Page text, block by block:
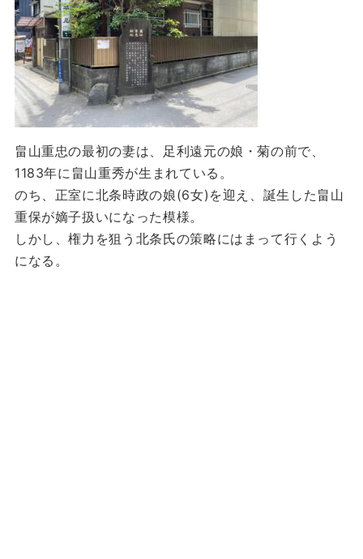
畠山重忠の最初の妻は、足利遠元の娘・菊の前で、
1183年に畠山重秀が生まれている。
のち、正室に北条時政の娘(6女)を迎え、誕生した畠山
重保が嫡子扱いになった模様。
しかし、権力を狙う北条氏の策略にはまって行くよう
になる。